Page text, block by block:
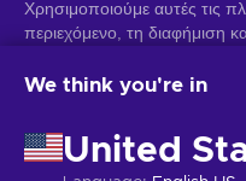
Μπορείτε να απεγγραφείτε
Ειδοποίηση Απορρήτουγια
Χρησιμοποιούμε αυτές τις
περιεχόμενο, τη διαφήμιση
χρησιμοποιηθούν για την
αυτών των τεχνολογιών από
της. Μπορείτε να
We think you're in
United